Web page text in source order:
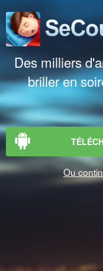
Des milliers
briller en
Ou